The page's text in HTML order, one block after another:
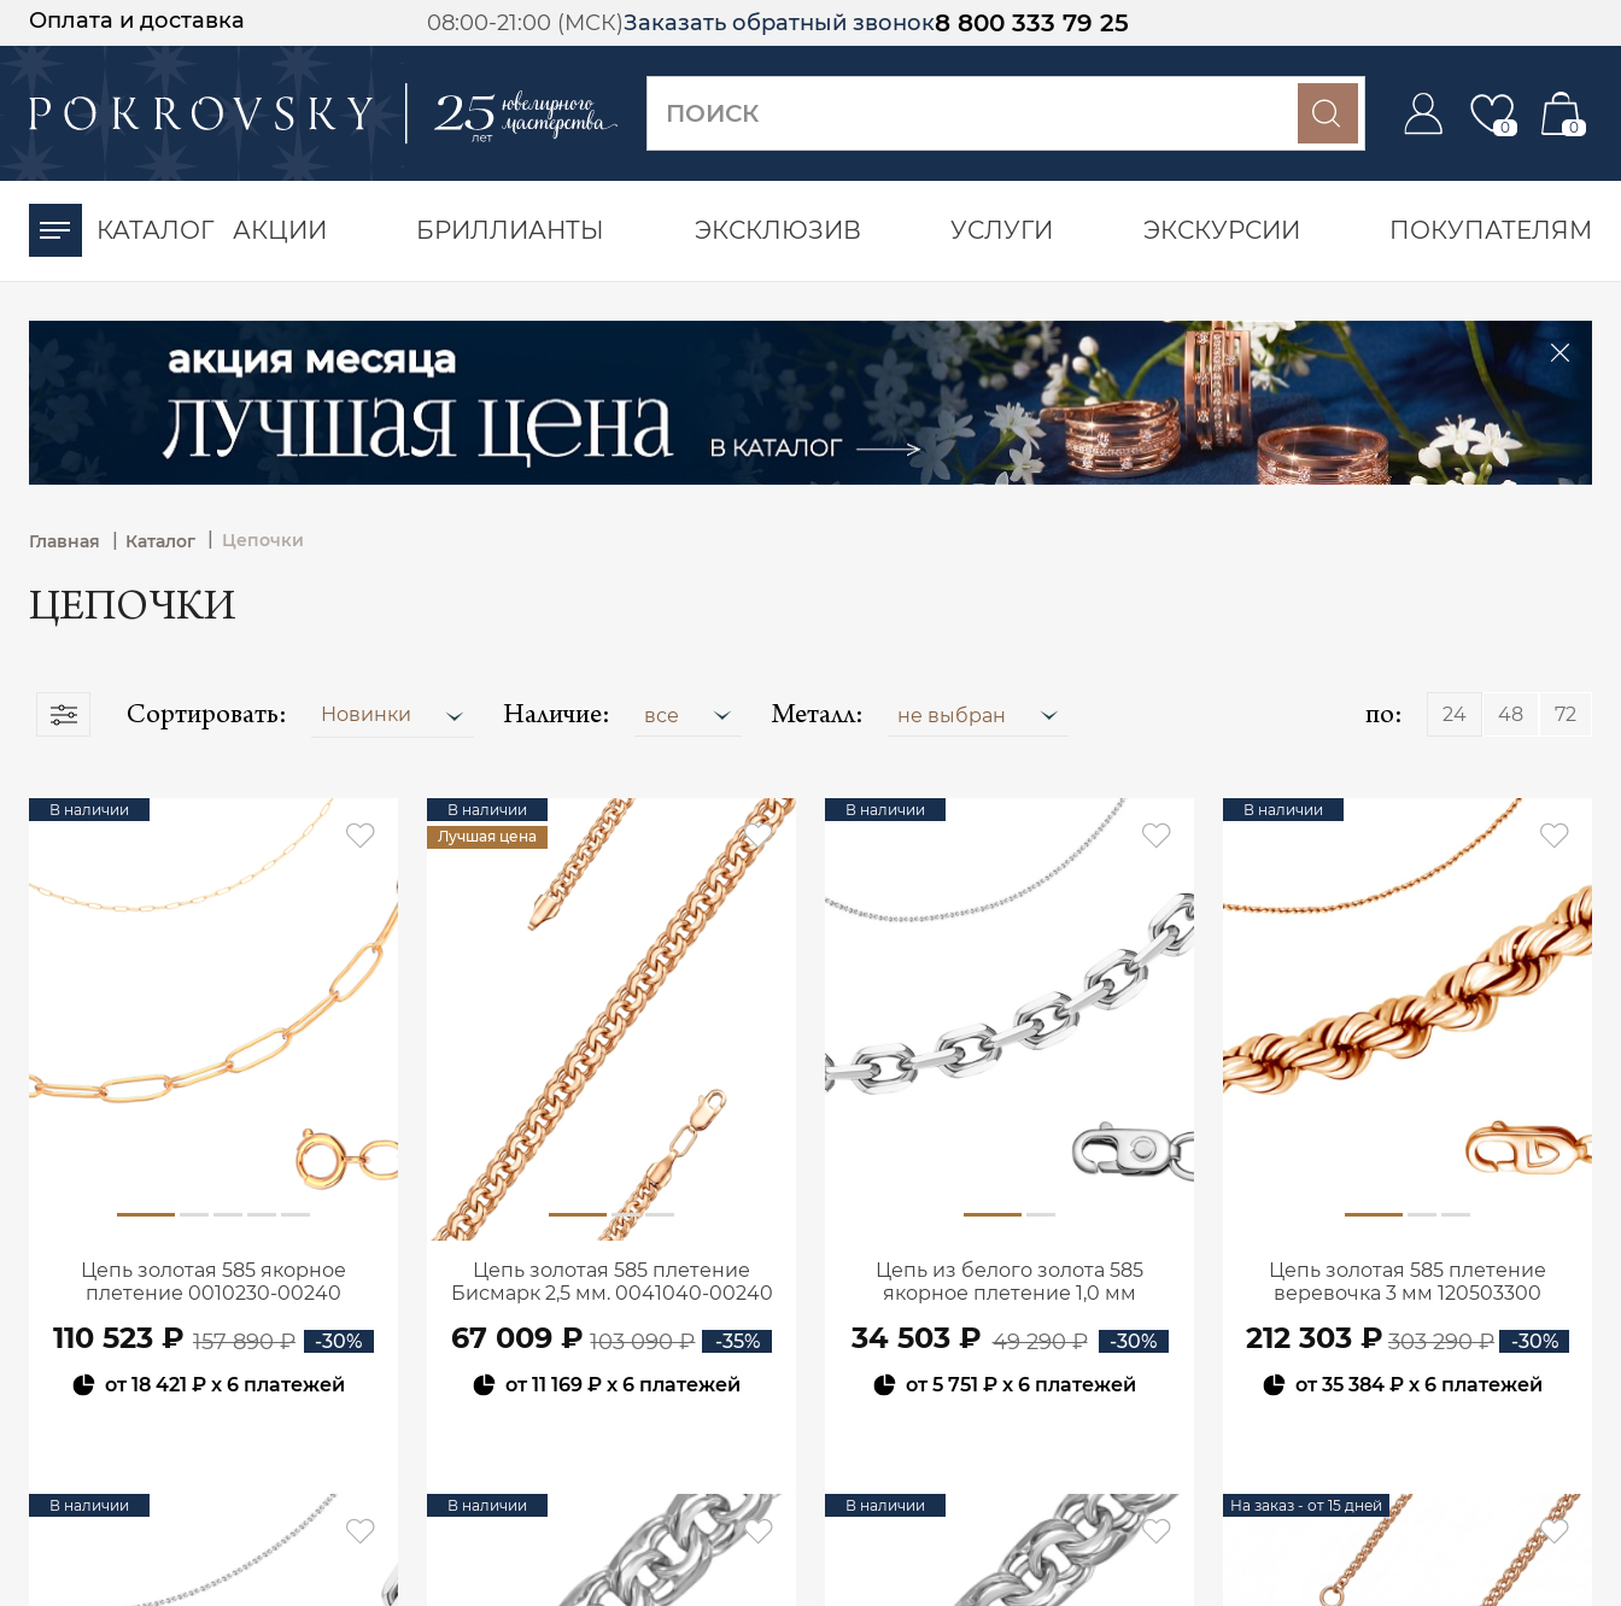
Оплата и доставка 08:00-21:00 (МСК)Заказать обратный звонок8 800 333 79 25
0 0
КАТАЛОГ АКЦИИ БРИЛЛИАНТЫ ЭКСКЛЮЗИВ УСЛУГИ ЭКСКУРСИИ ПОКУПАТЕЛЯМ
Главная | Каталог Цепочки
ЦЕПОЧКИ
Сортировать: Новинки Наличие: все Металл: не выбран по: 24 48 72
В наличии
Цепь золотая 585 якорное
плетение 0010230-00240
110 523 ₽ 157 890 ₽
-30%
от18 421 ₽ x 6 платежей
В наличии
Лучшая цена
Цепь золотая 585 плетение
Бисмарк 2,5 мм. 0041040-00240
67 009 ₽ 103 090 ₽
-35%
от11 169 ₽ x 6 платежей
В наличии
Цепь из белого золота 585
якорное плетение 1,0 мм
34 503 ₽ 49 290 ₽
-30%
от5 751 ₽ x 6 платежей
В наличии
Цепь золотая 585 плетение
веревочка 3 мм 120503300
212 303 ₽ 303 290 ₽
-30%
от35 384 ₽ x 6 платежей
В наличии В наличии В наличии На заказ - от 15 дней
-30%
момента оплаты